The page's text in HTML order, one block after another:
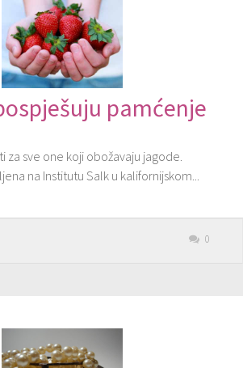
pamćenje
za sve one koji obožavaju jagode.
na Institutu Salk u kalifornijskom...
0